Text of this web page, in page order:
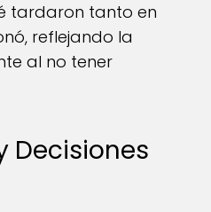
tardaron tanto en
reflejando la
al no tener
Decisiones